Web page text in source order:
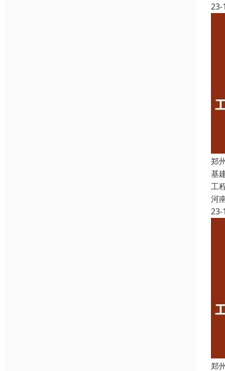
23-
郑
基
工
河
23-
郑